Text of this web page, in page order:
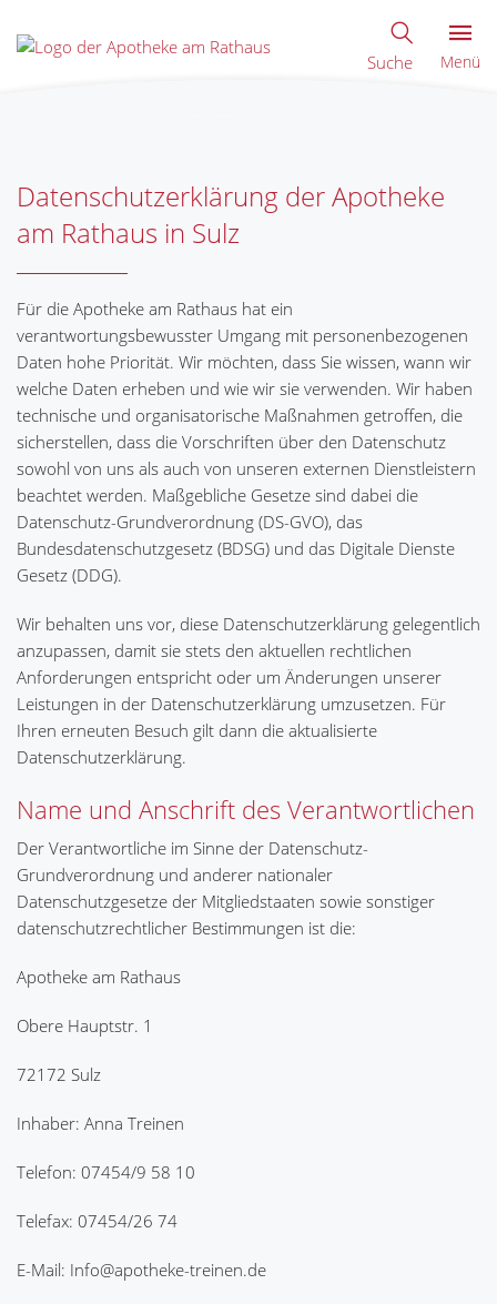
Suche Menü
Datenschutzerklärung der Apotheke
am Rathaus in Sulz
Für die Apotheke am Rathaus hat ein
verantwortungsbewusster Umgang mit personenbezogenen
Daten hohe Priorität. Wir möchten, dass Sie wissen, wann wir
welche Daten erheben und wie wir sie verwenden. Wir haben
technische und organisatorische Maßnahmen getroffen, die
sicherstellen, dass die Vorschriften über den Datenschutz
sowohl von uns als auch von unseren externen Dienstleistern
beachtet werden. Maßgebliche Gesetze sind dabei die
Datenschutz-Grundverordnung (DS-GVO), das
Bundesdatenschutzgesetz (BDSG) und das Digitale Dienste
Gesetz (DDG).
Wir behalten uns vor, diese Datenschutzerklärung gelegentlich
anzupassen, damit sie stets den aktuellen rechtlichen
Anforderungen entspricht oder um Änderungen unserer
Leistungen in der Datenschutzerklärung umzusetzen. Für
Ihren erneuten Besuch gilt dann die aktualisierte
Datenschutzerklärung.
Name und Anschrift des Verantwortlichen
Der Verantwortliche im Sinne der Datenschutz-
Grundverordnung und anderer nationaler
Datenschutzgesetze der Mitgliedstaaten sowie sonstiger
datenschutzrechtlicher Bestimmungen ist die:
Apotheke am Rathaus
Obere Hauptstr. 1
72172 Sulz
Inhaber: Anna Treinen
Telefon: 07454/9 58 10
Telefax: 07454/26 74
E-Mail: Info@apotheke-treinen.de